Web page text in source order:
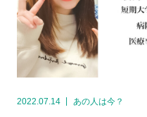
2022.07.14 あの人は今？